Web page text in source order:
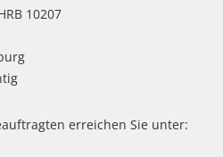
10207
erreichen Sie unter: